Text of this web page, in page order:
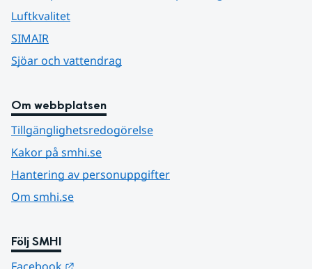
Luftkvalitet
SIMAIR
Sjöar och vattendrag
Om webbplatsen
Tillgänglighetsredogörelse
Kakor på smhi.se
Hantering av personuppgifter
Om smhi.se
Följ SMHI